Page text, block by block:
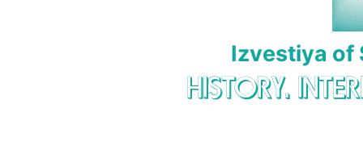
Izvestiya of
HISTORY.